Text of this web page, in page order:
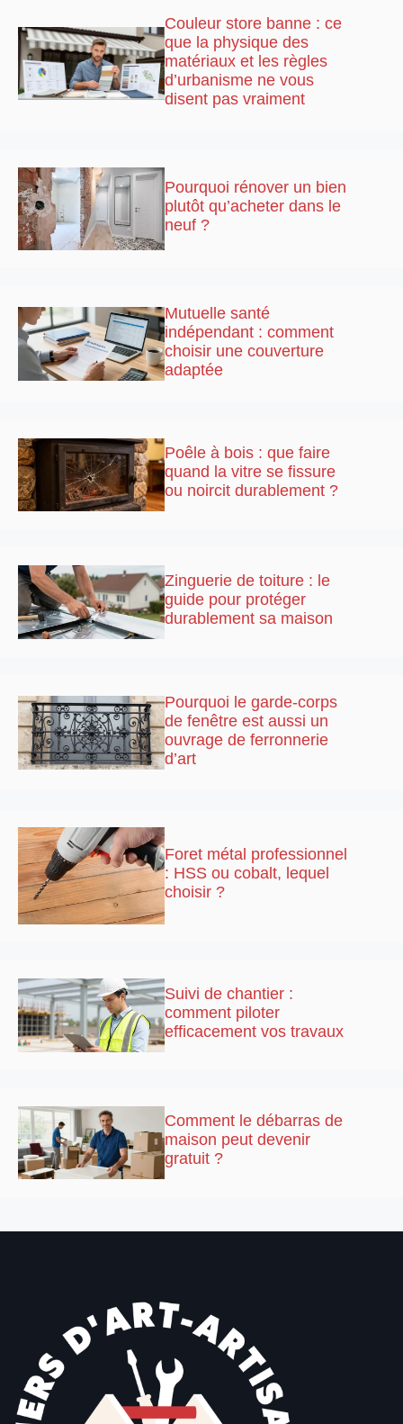
Couleur store banne : ce
que la physique des
matériaux et les règles
d’urbanisme ne vous
disent pas vraiment
Pourquoi rénover un bien
plutôt qu’acheter dans le
neuf ?
Mutuelle santé
indépendant : comment
choisir une couverture
adaptée
Poêle à bois : que faire
quand la vitre se fissure
ou noircit durablement ?
Zinguerie de toiture : le
guide pour protéger
durablement sa maison
Pourquoi le garde-corps
de fenêtre est aussi un
ouvrage de ferronnerie
d’art
Foret métal professionnel
: HSS ou cobalt, lequel
choisir ?
Suivi de chantier :
comment piloter
efficacement vos travaux
Comment le débarras de
maison peut devenir
gratuit ?